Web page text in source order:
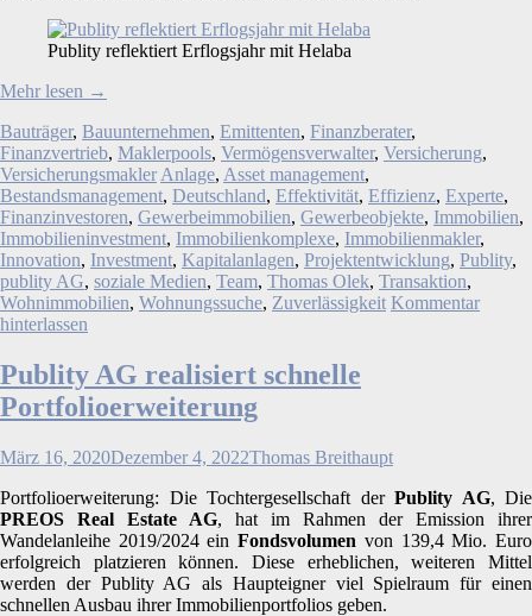
Publity reflektiert Erflogsjahr mit Helaba
Mehr lesen →
Bauträger, Bauunternehmen, Emittenten, Finanzberater,
Finanzvertrieb, Maklerpools, Vermögensverwalter, Versicherung,
Versicherungsmakler Anlage, Asset management,
Bestandsmanagement, Deutschland, Effektivität, Effizienz, Experte,
Finanzinvestoren, Gewerbeimmobilien, Gewerbeobjekte, Immobilien,
Immobilieninvestment, Immobilienkomplexe, Immobilienmakler,
Innovation, Investment, Kapitalanlagen, Projektentwicklung, Publity,
publity AG, soziale Medien, Team, Thomas Olek, Transaktion,
Wohnimmobilien, Wohnungssuche, Zuverlässigkeit Kommentar
hinterlassen
Publity AG realisiert schnelle
Portfolioerweiterung
März 16, 2020Dezember 4, 2022Thomas Breithaupt
Portfolioerweiterung: Die Tochtergesellschaft der Publity AG, Die
PREOS
Real Estate AG, hat im Rahmen der Emission ihrer
Wandelanleihe 2019/2024 einFondsvolumen von 139,4 Mio. Euro
erfolgreich platzieren können. Diese erheblichen, weiteren Mittel
werden der Publity AG als Haupteigner viel Spielraum für einen
schnellen Ausbau ihrer Immobilienportfolios geben.